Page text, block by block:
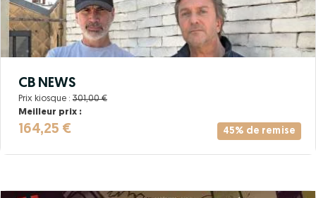
45% de remise
CB NEWS
Prix kiosque : 301,00 €
Meilleur prix :
164,25 €